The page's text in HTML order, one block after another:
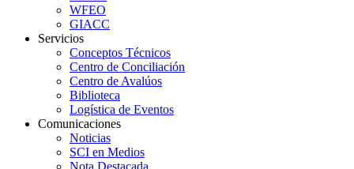
WFEO
GIACC
Servicios
Conceptos Técnicos
Centro de Conciliación
Centro de Avalúos
Biblioteca
Logística de Eventos
Comunicaciones
Noticias
SCI en Medios
Nota Destacada